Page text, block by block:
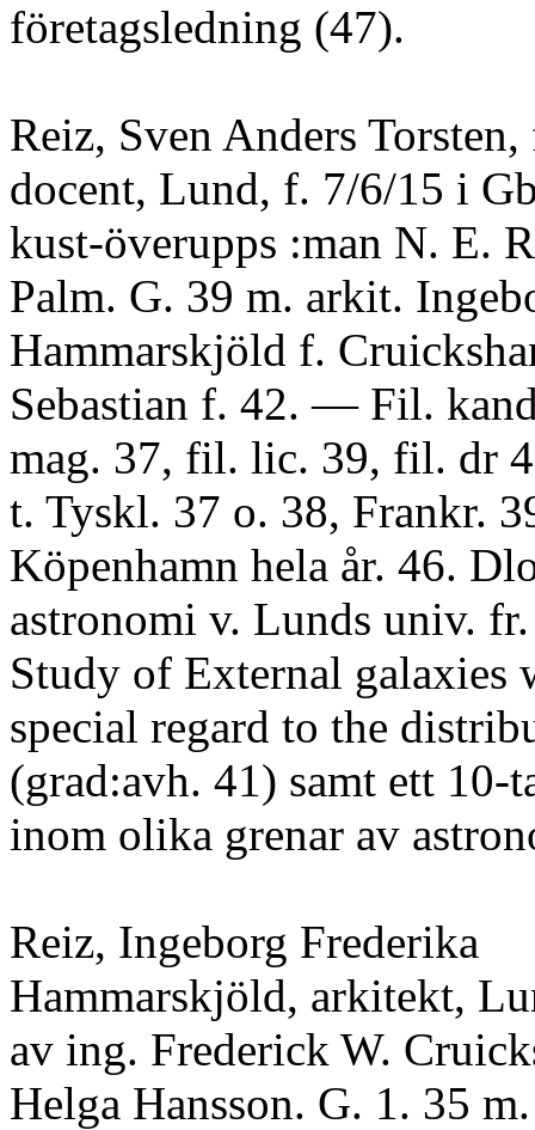
företagsledning (47).
Reiz, Sven Anders
docent, Lund, f. 7/6/15 i
kust-överupps :man N. E.
Palm. G. 39 m. arkit.
Hammarskjöld f.
Sebastian f. 42. — Fil.
mag. 37, fil. lic. 39, fil. dr
t. Tyskl. 37 o. 38, Frankr.
Köpenhamn hela år. 46.
astronomi v. Lunds univ.
Study of External galaxies
special regard to the
(grad:avh. 41) samt ett 10-
inom olika grenar av
Reiz, Ingeborg Frederika
Hammarskjöld, arkitekt,
av ing. Frederick W.
Helga Hansson. G. 1. 35